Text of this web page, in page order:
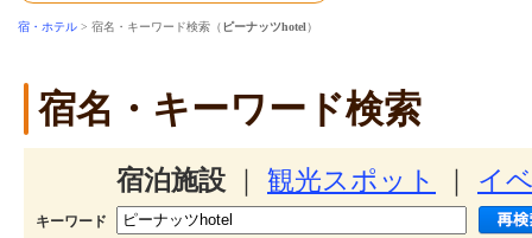
宿・ホテル > 宿名・キーワード検索（ ピーナッツhotel）
宿名・キーワード検索
宿泊施設 観光スポット イ
キーワード